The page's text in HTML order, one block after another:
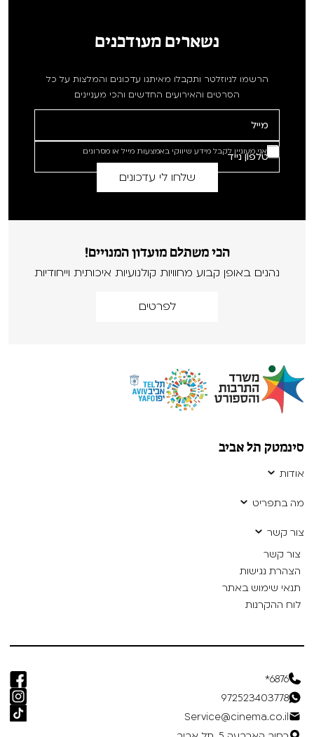
נשארים מעודכנים
הרשמו לניוזלטר ותקבלו מאיתנו עדכונים והמלצות על כל
הסרטים והאירועים החדשים והכי מעניינים
אני מעוניין לקבל מידע שיווקי באמצעות מייל או מסרונים
הכי משתלם מועדון המנויים!
נהנים באופן קבוע מחוויות קולנועיות איכותית וייחודיות
לפרטים
סינמטק תל אביב
אודות
מה בתפריט
צור קשר
צור קשר
הצהרת נגישות
תנאי שימוש באתר
לוח ההקרנות
6876*
972523403778
Service@cinema.co.il